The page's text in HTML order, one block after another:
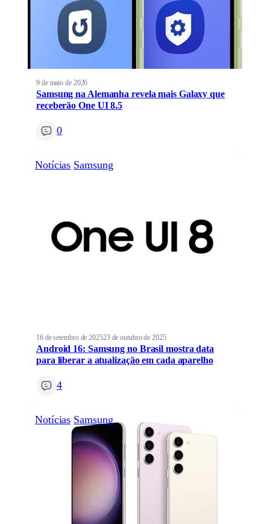
9 de maio de 2026
Samsung na Alemanha revela mais Galaxy que
receberão One UI 8.5
0
Notícias Samsung
16 de setembro de 202523 de outubro de 2025
Android 16: Samsung no Brasil mostra data
para liberar a atualização em cada aparelho
4
Notícias Samsung